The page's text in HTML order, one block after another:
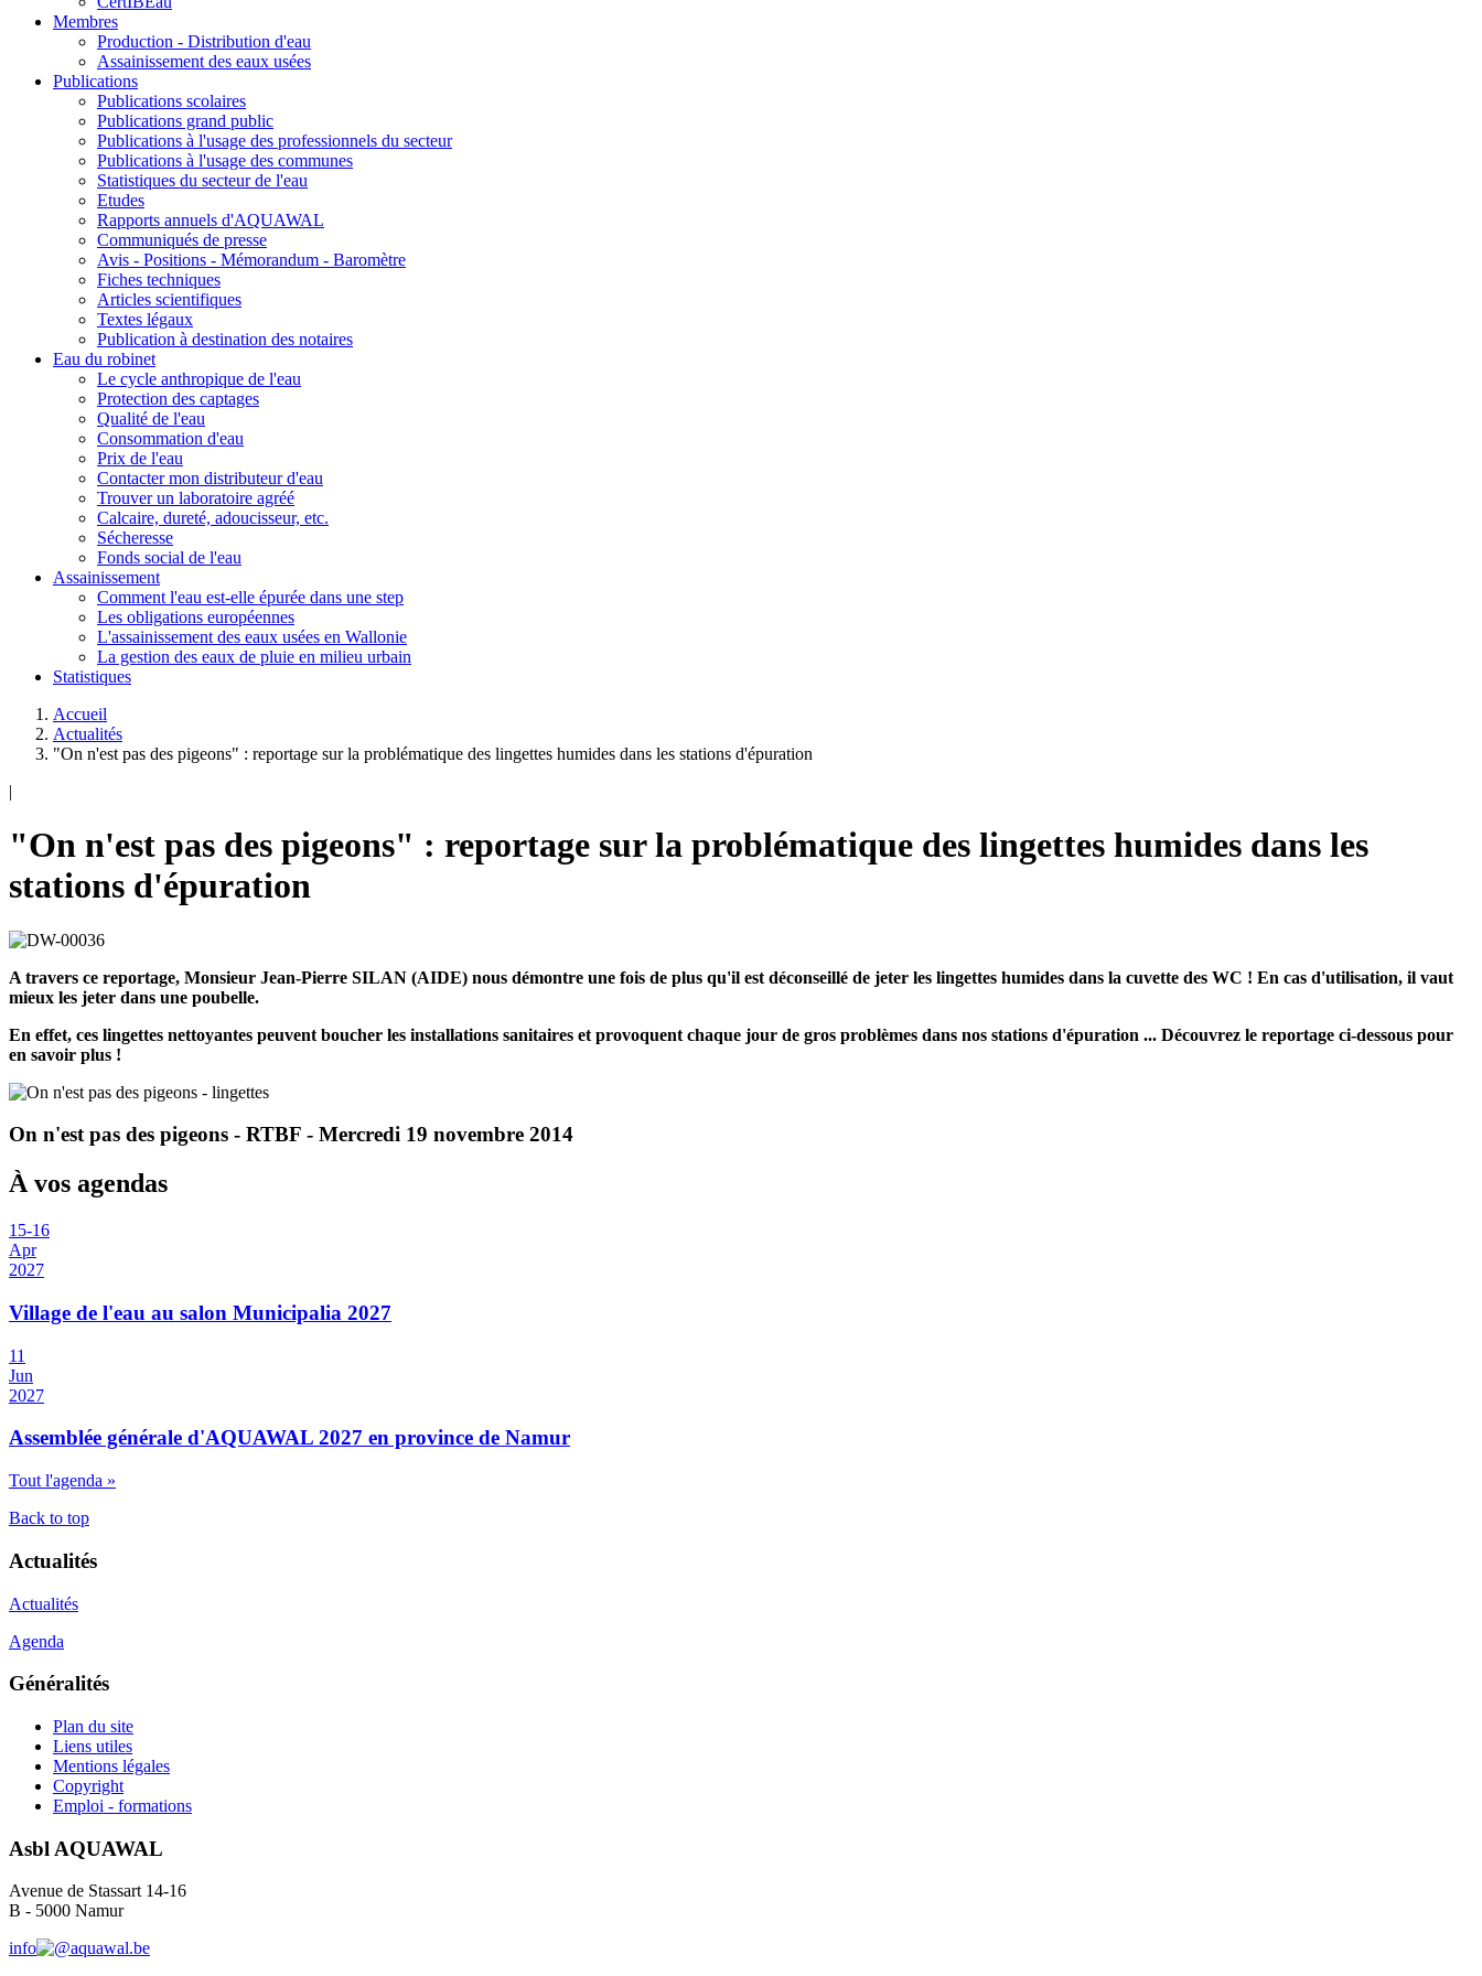
Membres
Production - Distribution d'eau
Assainissement des eaux usées
Publications
Publications scolaires
Publications grand public
Publications à l'usage des professionnels du secteur
Publications à l'usage des communes
Statistiques du secteur de l'eau
Etudes
Rapports annuels d'AQUAWAL
Communiqués de presse
Avis - Positions - Mémorandum - Baromètre
Fiches techniques
Articles scientifiques
Textes légaux
Publication à destination des notaires
Eau du robinet
Le cycle anthropique de l'eau
Protection des captages
Qualité de l'eau
Consommation d'eau
Prix de l'eau
Contacter mon distributeur d'eau
Trouver un laboratoire agréé
Calcaire, dureté, adoucisseur, etc.
Sécheresse
Fonds social de l'eau
Assainissement
Comment l'eau est-elle épurée dans une step
Les obligations européennes
L'assainissement des eaux usées en Wallonie
La gestion des eaux de pluie en milieu urbain
Statistiques
Accueil
Actualités
"On n'est pas des pigeons" : reportage sur la problématique des lingettes humides dans les stations d'épuration
|
"On n'est pas des pigeons" : reportage sur la problématique des lingettes humides dans les
stations d'épuration
A travers ce reportage, Monsieur Jean-Pierre SILAN (AIDE) nous démontre une fois de plus qu'il est déconseillé de jeter les lingettes humides dans la cuvette des WC ! En cas d'utilisation, il vaut
mieux les jeter dans une poubelle.
En effet, ces lingettes nettoyantes peuvent boucher les installations sanitaires et provoquent chaque jour de gros problèmes dans nos stations d'épuration ... Découvrez le reportage ci-dessous pour
en savoir plus !
On n'est pas des pigeons - RTBF - Mercredi 19 novembre 2014
À vos agendas
15-16
Apr
2027
Village de l'eau au salon Municipalia 2027
11
Jun
2027
Assemblée générale d'AQUAWAL 2027 en province de Namur
Tout l'agenda »
Back to top
Actualités
Actualités
Agenda
Généralités
Plan du site
Liens utiles
Mentions légales
Copyright
Emploi - formations
Asbl AQUAWAL
Avenue de Stassart 14-16
B - 5000 Namur
info
aquawal.be